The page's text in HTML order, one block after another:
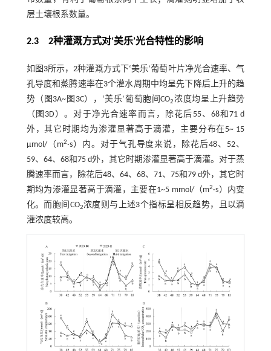
层土壤根系数量。
2.3 2种灌溉方式对‘美乐’光合特性的影响
如 图3所示，2种灌溉方式下‘美乐’葡萄叶片净光合速率、气
孔导度和蒸腾速率在3个灌水周期中均呈先下降后上升的趋
势（ 图3A~ 图3C），‘美乐’葡萄胞间CO2浓度均呈上升趋势
（ 图3D）。对于净光合速率而言，除花后55、68和71 d
外，其它时期均为渗灌显著高于滴灌，主要分布在5~ 15
μmol/（m2·s）内。对于气孔导度来说，除花后48、52、
59、64、68和75 d外，其它时期渗灌显著高于滴灌。对于蒸
腾速率而言，除花后48、64、68、71、75和79 d外，其它时
期均为渗灌显著高于滴灌，主要在1~5 mmol/（m2·s）内变
化。而胞间CO2浓度则与上述3个指标呈相反趋势，且以滴
灌浓度较高。